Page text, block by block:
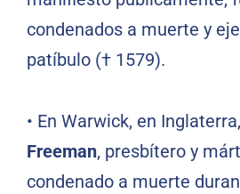
condenados a muerte y
patíbulo († 1579).
• En Warwick, en
Freeman, presbítero y
condenado a muerte